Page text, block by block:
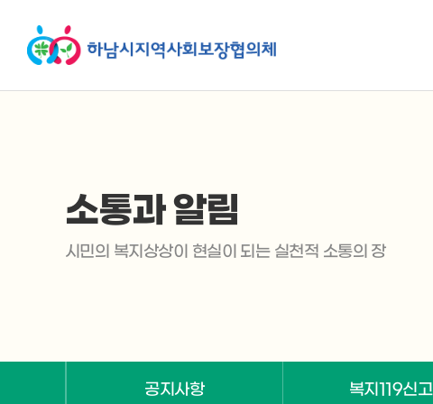
소통과 알림
시민의 복지상상이 현실이 되는 실천적 소통의 장
공지사항 복지119신고